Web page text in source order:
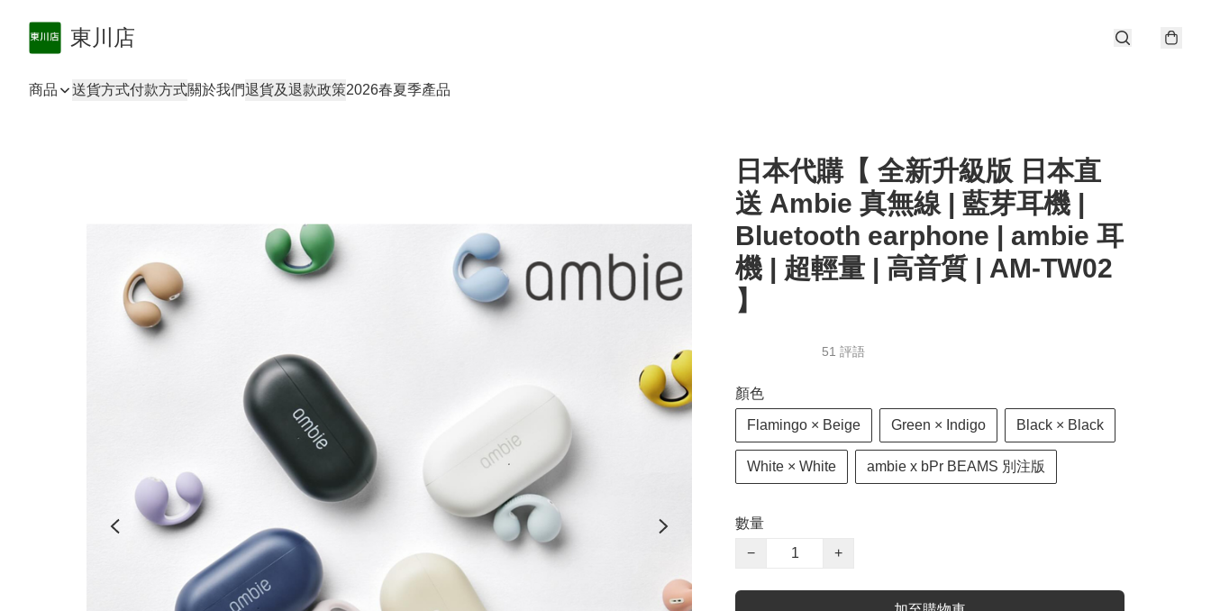
東川店
商品 送貨方式付款方式關於我們退貨及退款政策2026春夏季產品
日本代購【 全新升級版 日本直
送 Ambie 真無線 | 藍芽耳機 |
Bluetooth earphone | ambie 耳
機 | 超輕量 | 高音質 | AM-TW02
】
51 評語
顏色
Flamingo × Beige Green × Indigo Black × Black
White × White ambie x bPr BEAMS 別注版
數量
−
+